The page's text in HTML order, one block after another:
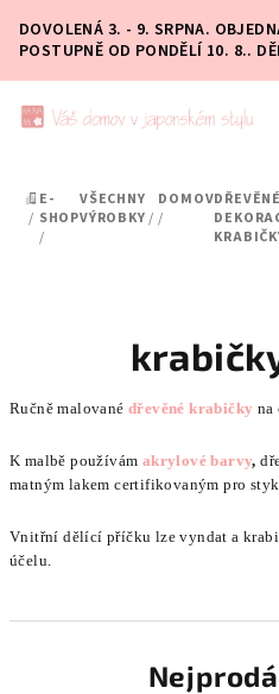
obsah
DOVOLENÁ 3. - 9. SRPNA.
POSTUPNĚ OD PONDĚLÍ 10. 8..
DOMŮ
/
E-
SHOP
/
VŠECHNY
VÝROBKY /
DOMOV
/
DŘEVĚNÉ
Ručně malované dřevěné krabičky na
K malbě používám akrylové barvy,
matným lakem certifikovaným pro
Vnitřní dělící příčku lze vyndat a
účelu.